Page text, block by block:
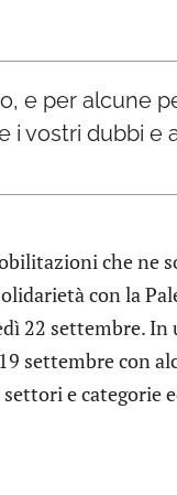
e per alcune
vostri dubbi
che ne
con la
22 settembre.
settembre con
e categorie